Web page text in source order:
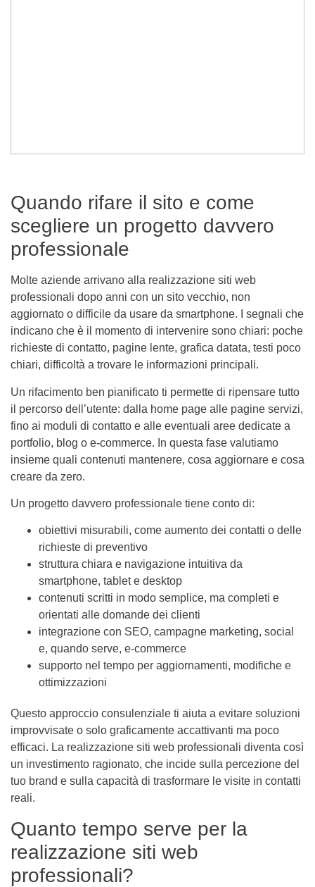
Quando rifare il sito e come
scegliere un progetto davvero
professionale
Molte aziende arrivano alla realizzazione siti web
professionali dopo anni con un sito vecchio, non
aggiornato o difficile da usare da smartphone. I segnali che
indicano che è il momento di intervenire sono chiari: poche
richieste di contatto, pagine lente, grafica datata, testi poco
chiari, difficoltà a trovare le informazioni principali.
Un rifacimento ben pianificato ti permette di ripensare tutto
il percorso dell’utente: dalla home page alle pagine servizi,
fino ai moduli di contatto e alle eventuali aree dedicate a
portfolio, blog o e-commerce. In questa fase valutiamo
insieme quali contenuti mantenere, cosa aggiornare e cosa
creare da zero.
Un progetto davvero professionale tiene conto di:
obiettivi misurabili, come aumento dei contatti o delle
richieste di preventivo
struttura chiara e navigazione intuitiva da
smartphone, tablet e desktop
contenuti scritti in modo semplice, ma completi e
orientati alle domande dei clienti
integrazione con SEO, campagne marketing, social
e, quando serve, e-commerce
supporto nel tempo per aggiornamenti, modifiche e
ottimizzazioni
Questo approccio consulenziale ti aiuta a evitare soluzioni
improvvisate o solo graficamente accattivanti ma poco
efficaci. La realizzazione siti web professionali diventa così
un investimento ragionato, che incide sulla percezione del
tuo brand e sulla capacità di trasformare le visite in contatti
reali.
Quanto tempo serve per la
realizzazione siti web
professionali?